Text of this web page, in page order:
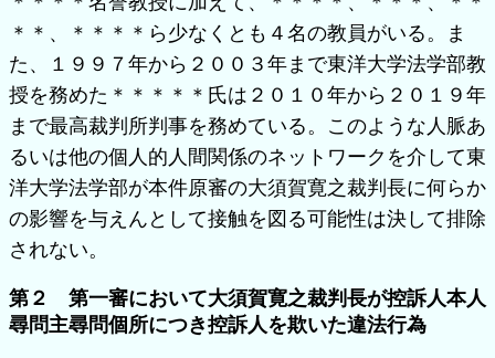
＊＊、＊＊＊＊ら少なくとも４名の教員がいる。ま
た、１９９７年から２００３年まで東洋大学法学部教
授を務めた＊＊＊＊＊氏は２０１０年から２０１９年
まで最高裁判所判事を務めている。このような人脈あ
るいは他の個人的人間関係のネットワークを介して東
洋大学法学部が本件原審の大須賀寛之裁判長に何らか
の影響を与えんとして接触を図る可能性は決して排除
されない。
第２ 第一審において大須賀寛之裁判長が控訴人本人
尋問主尋問個所につき控訴人を欺いた違法行為